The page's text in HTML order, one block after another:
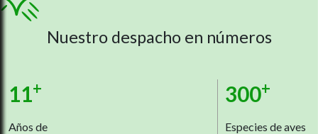
Nuestro despacho en números
11+
Años de
300+
Especies de aves